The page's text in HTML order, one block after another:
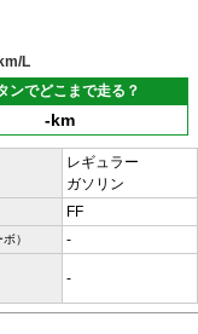
L
ンでどこまで走る？
-km
レギュラー
ガソリン
FF
） -
-